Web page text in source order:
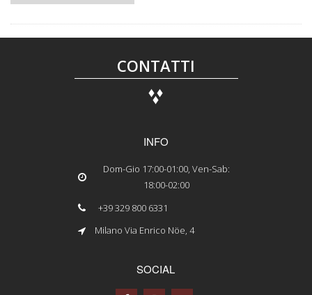
CONTATTI
INFO
Dom-Gio 17:00-01:00, Ven-Sab:
18:00-02:00
+39 329 800 6331
Milano Via Enrico Nöe, 4
SOCIAL